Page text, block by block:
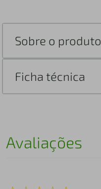
Sobre o produto
Ficha técnica
Avaliações